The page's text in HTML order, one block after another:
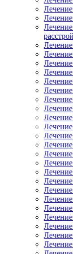
Лечение
Лечение
Лечение
Лечение
Лечение